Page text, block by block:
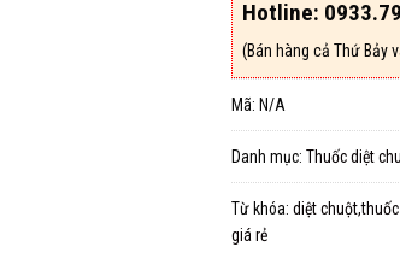
Hotline:
(Bán hàng cả Thứ Bảy
Mã: N/A
Danh mục: Thuốc diệt
Từ khóa: diệt
giá rẻ